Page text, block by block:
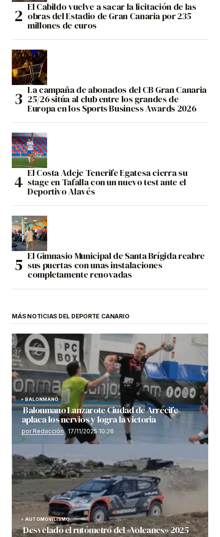
El Cabildo vuelve a sacar la licitación de las
obras del Estadio de Gran Canaria por 235
millones de euros
La campaña de abonados del CB Gran Canaria
25/26 sitúa al club entre los grandes de
Europa en los Sports Business Awards 2026
El Costa Adeje Tenerife Egatesa cierra su
stage en Tafalla con un nuevo test ante el
Deportivo Alavés
El Gimnasio Municipal de Santa Brígida reabre
sus puertas con unas instalaciones
completamente renovadas
MÁS NOTICIAS DEL DEPORTE CANARIO
BALONMANO
Balonmano Lanzarote Ciudad de Arrecife
aplaca los nervios y logra la victoria
por Redacción 17/11/2025 10:26
AUTOMOVILISMO
Desvelado el rutómetro del «Volcanes» 2025